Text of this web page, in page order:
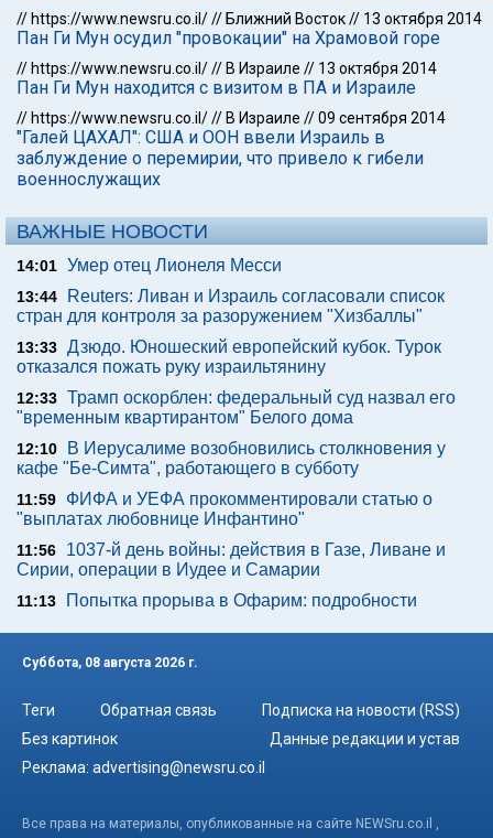
// https://www.newsru.co.il/// Ближний Восток// 13 октября 2014
Пан Ги Мун осудил "провокации" на Храмовой горе
// https://www.newsru.co.il/// В Израиле // 13 октября 2014
Пан Ги Мун находится с визитом в ПА и Израиле
// https://www.newsru.co.il/// В Израиле //09 сентября 2014
"Галей ЦАХАЛ": США и ООН ввели Израиль в
заблуждение о перемирии, что привело к гибели
военнослужащих
ВАЖНЫЕ НОВОСТИ
14:01 Умер отец Лионеля Месси
13:44
Reuters: Ливан и Израиль согласовали список
стран для контроля за разоружением "Хизбаллы"
13:33 Дзюдо. Юношеский европейский кубок. Турок
отказался пожать руку израильтянину
12:33 Трамп оскорблен: федеральный суд назвал его
"временным квартирантом" Белого дома
12:10
В Иерусалиме возобновились столкновения у
кафе "Бе-Симта", работающего в субботу
11:59
ФИФА и УЕФА прокомментировали статью о
"выплатах любовнице Инфантино"
11:56
1037-й день войны: действия в Газе, Ливане и
Сирии, операции в Иудее и Самарии
11:13 Попытка прорыва в Офарим: подробности
Суббота, 08 августа 2026 г.
Теги Обратная связь
Подписка на новости (RSS)
Без картинок
Данные редакции и устав
Реклама: advertising@newsru.co.il
Все права на материалы, опубликованные на сайте NEWSru.co.il ,